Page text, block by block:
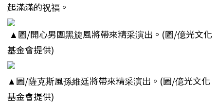
起滿滿的祝福。
▲圖/開心男團黑旋風將帶來精采演出 。(圖/億光文化
基金會提供)
▲圖/薩克斯風孫維廷將帶來精采演出 。(圖/億光文化
基金會提供)